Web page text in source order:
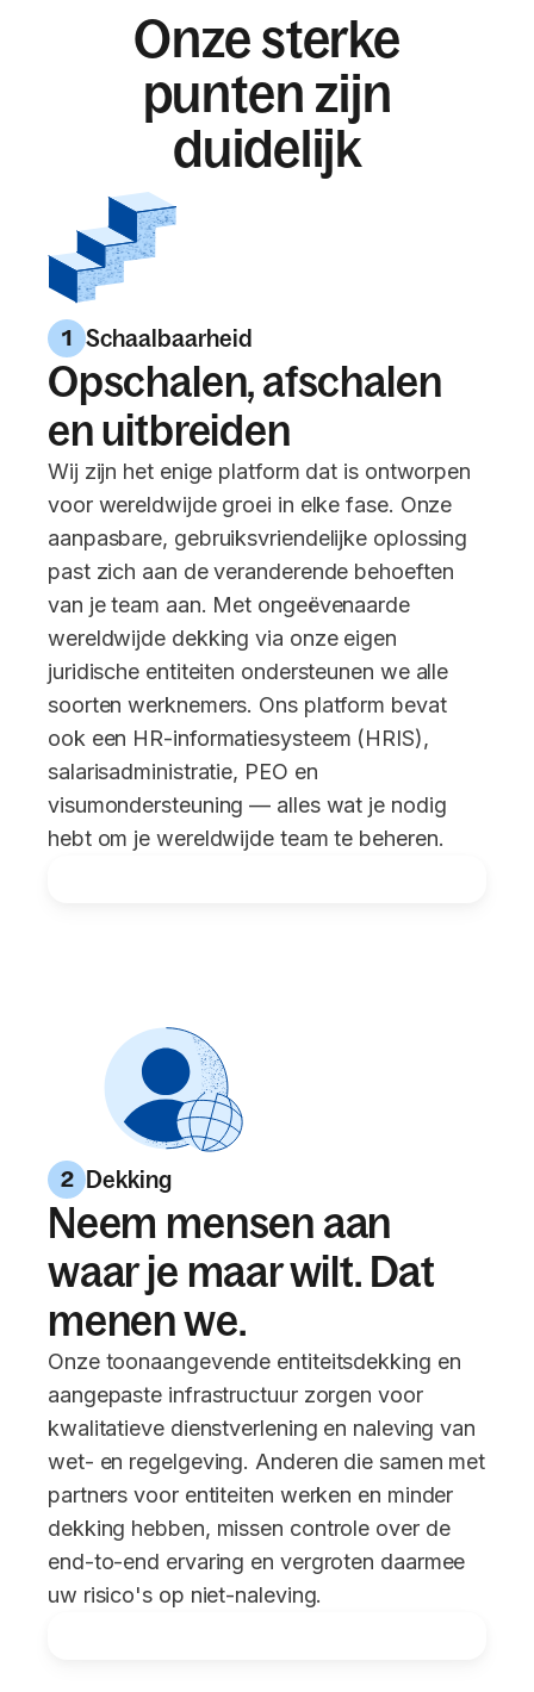
Onze sterke
punten zijn
duidelijk
1 Schaalbaarheid
Opschalen, afschalen
en uitbreiden
Wij zijn het enige platform dat is ontworpen
voor wereldwijde groei in elke fase. Onze
aanpasbare, gebruiksvriendelijke oplossing
past zich aan de veranderende behoeften
van je team aan. Met ongeëvenaarde
wereldwijde dekking via onze eigen
juridische entiteiten ondersteunen we alle
soorten werknemers. Ons platform bevat
ook een HR-informatiesysteem (HRIS),
salarisadministratie, PEO en
visumondersteuning — alles wat je nodig
hebt om je wereldwijde team te beheren.
2 Dekking
Neem mensen aan
waar je maar wilt. Dat
menen we.
Onze toonaangevende entiteitsdekking en
aangepaste infrastructuur zorgen voor
kwalitatieve dienstverlening en naleving van
wet- en regelgeving. Anderen die samen met
partners voor entiteiten werken en minder
dekking hebben, missen controle over de
end-to-end ervaring en vergroten daarmee
uw risico's op niet-naleving.